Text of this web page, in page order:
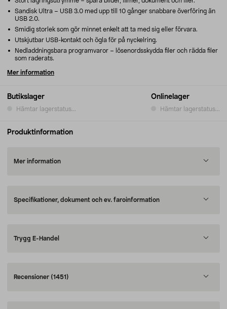
Butikslager
Hämtar lagerstatus...
Onlinelager
Hämtar lagerstatus...
Sandisk Ultra – USB 3.0 med upp till 10 gånger snabbare överföring än
USB 2.0.
Smidig storlek som gör minnet enkelt att ta med sig eller förvara.
Utskjutbar USB-kontakt och ögla för på nyckelring.
Nedladdningsbara programvaror – lösenordsskydda filer och rädda filer
som raderats.
Mer information
Produktinformation
Mer information
Specifikationer, dokument och ev. faroinformation
Trygg E-Handel
Recensioner (1451)